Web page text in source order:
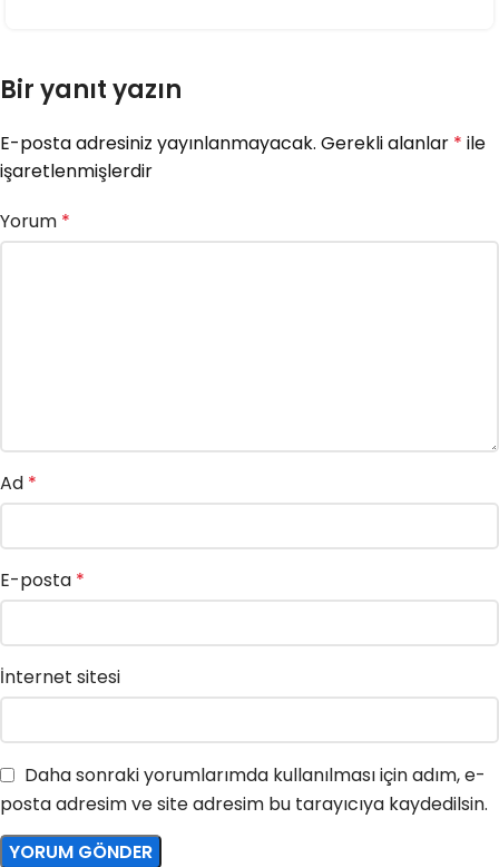
Bir yanıt yazın
E-posta adresiniz yayınlanmayacak. Gerekli alanlar * ile
işaretlenmişlerdir
Yorum *
Ad *
E-posta *
İnternet sitesi
Daha sonraki yorumlarımda kullanılması için adım, e-
posta adresim ve site adresim bu tarayıcıya kaydedilsin.